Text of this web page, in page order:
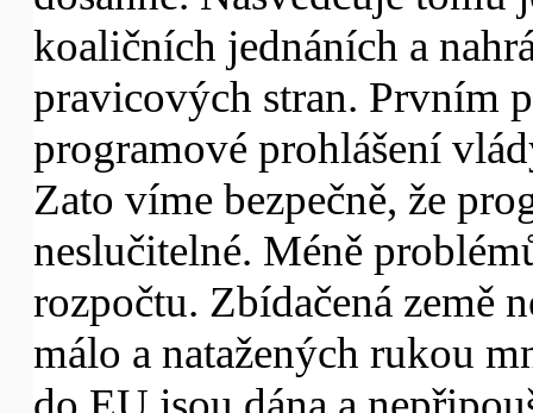
koaličních jednáních a
pravicových stran. Prvním
programové prohlášení
Zato víme bezpečně, že
neslučitelné. Méně
rozpočtu. Zbídačená země
málo a natažených rukou